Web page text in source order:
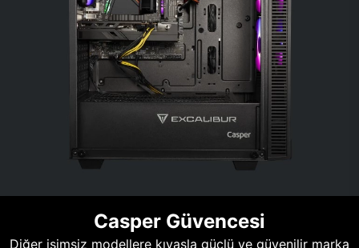
Casper Güvencesi
Diğer isimsiz modellere kıyasla güçlü ve güvenilir marka